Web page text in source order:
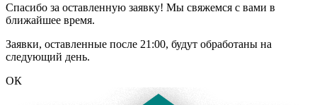
Спасибо за оставленную заявку! Мы свяжемся с вами в
ближайшее время.
Заявки, оставленные после 21:00, будут обработаны на
следующий день.
ОК